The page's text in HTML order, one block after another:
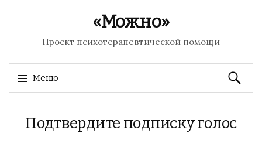
«Можно»
Проект психотерапевтической помощи
Меню
Найти:
Подтвердите подписку голос